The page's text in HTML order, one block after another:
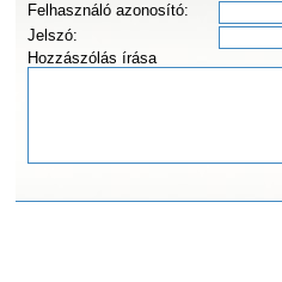
Felhasználó azonosító:
Jelszó:
Hozzászólás írása